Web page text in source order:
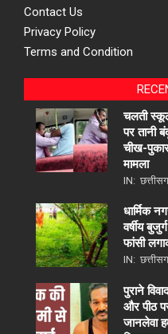
Contact Us
Privacy Policy
Terms and Condition
चलती
पर तानी
चीख-
मामला
IN:
धार्मिक
वर्षीय
फांसी
IN:
पुराने
और पीठ
जानलेवा